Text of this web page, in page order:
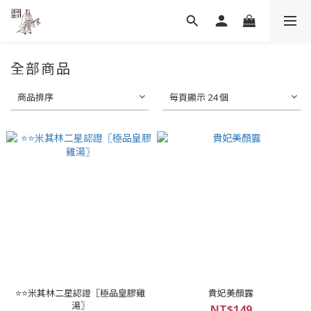
全部商品
商品排序 每頁顯示 24 個
⭐️⭐️米其林二星認證〖極品皇膠雞
湯〗
貴妃美顏露